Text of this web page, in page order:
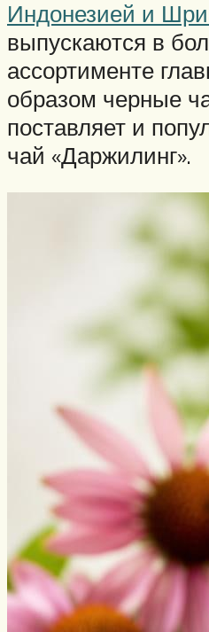
Индонезией и
выпускаются в
ассортименте
образом черные
поставляет и
чай «Даржилинг».